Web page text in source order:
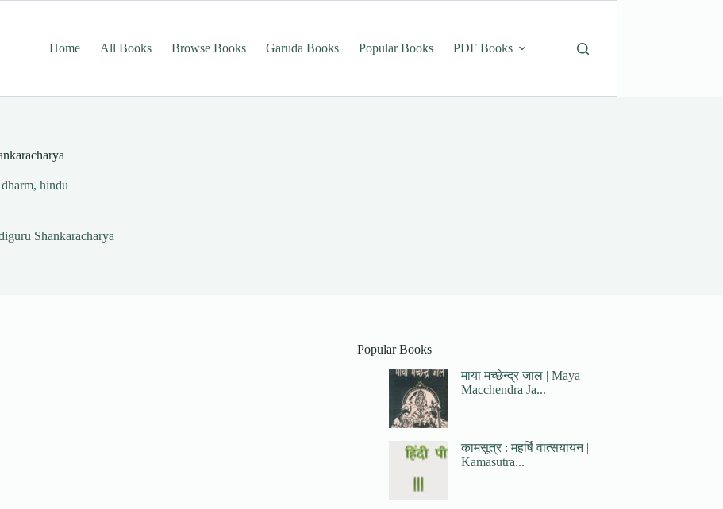
Home
All Books Browse Books Garuda Books Popular Books PDF Books
dharm, hindu
Shankaracharya
Popular Books
माया मच्छेन्द्र जाल | Maya
Macchendra Ja...
कामसूत्र : महर्षि वात्सयायन |
Kamasutra...